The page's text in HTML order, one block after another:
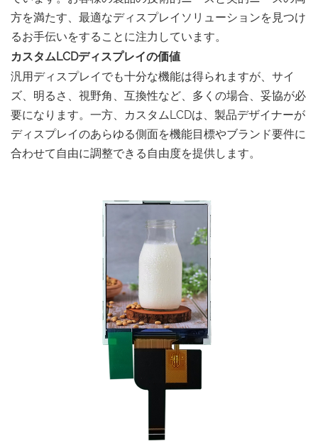
方を満たす、最適なディスプレイソリューションを見つけ
るお手伝いをすることに注力しています。
カスタムLCDディスプレイの価値
汎用ディスプレイでも十分な機能は得られますが、サイ
ズ、明るさ、視野角、互換性など、多くの場合、妥協が必
要になります。一方、カスタムLCDは、製品デザイナーが
ディスプレイのあらゆる側面を機能目標やブランド要件に
合わせて自由に調整できる自由度を提供します。